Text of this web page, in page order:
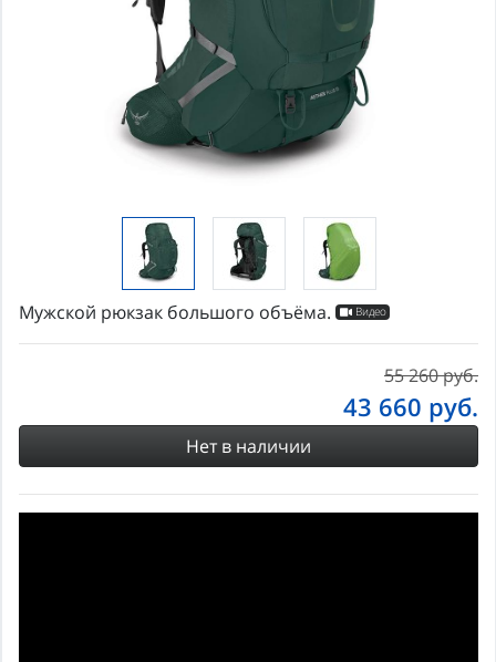
Мужской рюкзак большого объёма. Видео
55 260 руб.
43 660 руб.
Нет в наличии